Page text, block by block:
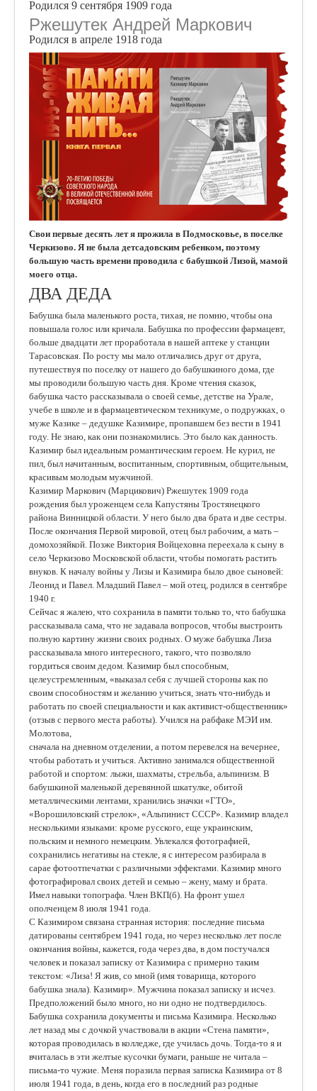
Родился 9 сентября 1909 года
Ржешутек Андрей Маркович
Родился в апреле 1918 года
Свои первые десять лет я прожила в Подмосковье, в поселке
Черкизово. Я не была детсадовским ребенком, поэтому
большую часть времени проводила с бабушкой Лизой, мамой
моего отца.
ДВА ДЕДА
Бабушка была маленького роста, тихая, не помню, чтобы она
повышала голос или кричала. Бабушка по профессии фармацевт,
больше двадцати лет проработала в нашей аптеке у станции
Тарасовская. По росту мы мало отличались друг от друга,
путешествуя по поселку от нашего до бабушкиного дома, где
мы проводили большую часть дня. Кроме чтения сказок,
бабушка часто рассказывала о своей семье, детстве на Урале,
учебе в школе и в фармацевтическом техникуме, о подружках, о
муже Казике – дедушке Казимире, пропавшем без вести в 1941
году. Не знаю, как они познакомились. Это было как данность.
Казимир был идеальным романтическим героем. Не курил, не
пил, был начитанным, воспитанным, спортивным, общительным,
красивым молодым мужчиной.
Казимир Маркович (Марцикович) Ржешутек 1909 года
рождения был уроженцем села Капустяны Тростянецкого
района Винницкой области. У него было два брата и две сестры.
После окончания Первой мировой, отец был рабочим, а мать –
домохозяйкой. Позже Виктория Войцеховна переехала к сыну в
село Черкизово Московской области, чтобы помогать растить
внуков. К началу войны у Лизы и Казимира было двое сыновей:
Леонид и Павел. Младший Павел – мой отец, родился в сентябре
1940 г.
Сейчас я жалею, что сохранила в памяти только то, что бабушка
рассказывала сама, что не задавала вопросов, чтобы выстроить
полную картину жизни своих родных. О муже бабушка Лиза
рассказывала много интересного, такого, что позволяло
гордиться своим дедом. Казимир был способным,
целеустремленным, «выказал себя с лучшей стороны как по
своим способностям и желанию учиться, знать что-нибудь и
работать по своей специальности и как активист-общественник»
(отзыв с первого места работы). Учился на рабфаке МЭИ им.
Молотова,
сначала на дневном отделении, а потом перевелся на вечернее,
чтобы работать и учиться. Активно занимался общественной
работой и спортом: лыжи, шахматы, стрельба, альпинизм. В
бабушкиной маленькой деревянной шкатулке, обитой
металлическими лентами, хранились значки «ГТО»,
«Ворошиловский стрелок», «Альпинист СССР». Казимир владел
несколькими языками: кроме русского, еще украинским,
польским и немного немецким. Увлекался фотографией,
сохранились негативы на стекле, я с интересом разбирала в
сарае фотоотпечатки с различными эффектами. Казимир много
фотографировал своих детей и семью – жену, маму и брата.
Имел навыки топографа. Член ВКП(б). На фронт ушел
ополченцем 8 июля 1941 года.
С Казимиром связана странная история: последние письма
датированы сентябрем 1941 года, но через несколько лет после
окончания войны, кажется, года через два, в дом постучался
человек и показал записку от Казимира с примерно таким
текстом: «Лиза! Я жив, со мной (имя товарища, которого
бабушка знала). Казимир». Мужчина показал записку и исчез.
Предположений было много, но ни одно не подтвердилось.
Бабушка сохранила документы и письма Казимира. Несколько
лет назад мы с дочкой участвовали в акции «Стена памяти»,
которая проводилась в колледже, где училась дочь. Тогда-то я и
вчиталась в эти желтые кусочки бумаги, раньше не читала –
письма-то чужие. Меня поразила первая записка Казимира от 8
июля 1941 года, в день, когда его в последний раз родные